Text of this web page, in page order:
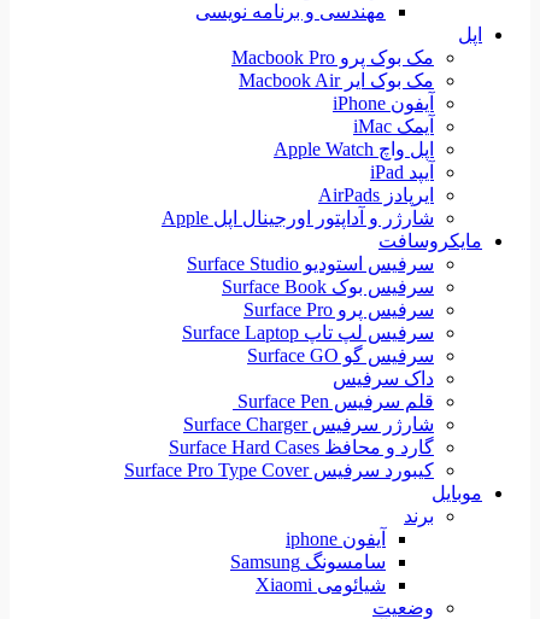
مهندسی و برنامه نویسی
اپل
مک بوک پرو Macbook Pro
مک بوک ایر Macbook Air
آیفون iPhone
آیمک iMac
اپل واچ Apple Watch
آیپد iPad
ایرپادز AirPads
شارژر و آداپتور اورجینال اپل Apple
مایکروسافت
سرفیس استودیو Surface Studio
سرفیس بوک Surface Book
سرفیس پرو Surface Pro
سرفیس لپ تاپ Surface Laptop
سرفیس گو Surface GO
داک سرفیس
قلم سرفیس Surface Pen
شارژر سرفیس Surface Charger
گارد و محافظ Surface Hard Cases
کیبورد سرفیس Surface Pro Type Cover
موبایل
برند
آیفون iphone
سامسونگ Samsung
شیائومی Xiaomi
وضعیت